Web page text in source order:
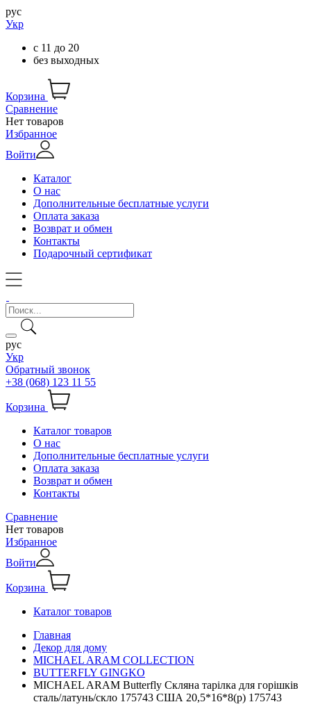
рус
Укр
с 11 до 20
без выходных
Корзина
Сравнение
Нет товаров
Избранное
Войти
Каталог
О нас
Дополнительные бесплатные услуги
Оплата заказа
Возврат и обмен
Контакты
Подарочный сертификат
рус
Укр
Обратный звонок
+38 (068) 123 11 55
Корзина
Каталог товаров
О нас
Дополнительные бесплатные услуги
Оплата заказа
Возврат и обмен
Контакты
Сравнение
Нет товаров
Избранное
Войти
Корзина
Каталог товаров
Главная
Декор для дому
MICHAEL ARAM COLLECTION
BUTTERFLY GINGKO
MICHAEL ARAM Butterfly Скляна тарілка для горішків
сталь/латунь/скло 175743 США 20,5*16*8(р) 175743